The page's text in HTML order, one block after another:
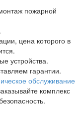
пожарной
цена которого в
устройства.
гарантии.
обслуживание
комплекс